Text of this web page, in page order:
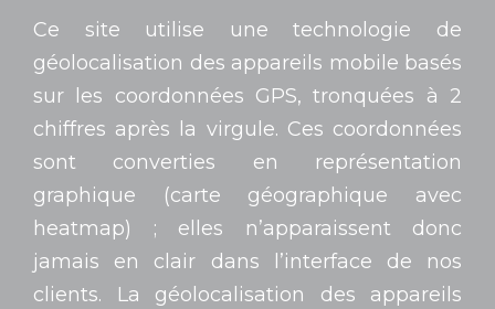
Ce site utilise une technologie de
géolocalisation des appareils mobile basés
sur les coordonnées GPS, tronquées à 2
chiffres après la virgule. Ces coordonnées
sont converties en représentation
graphique (carte géographique avec
heatmap) ; elles n’apparaissent donc
jamais en clair dans l’interface de nos
clients. La géolocalisation des appareils